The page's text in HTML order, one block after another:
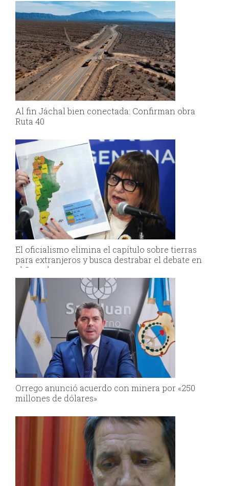
Al fin Jáchal bien conectada: Confirman obra
Ruta 40
El oficialismo elimina el capítulo sobre tierras
para extranjeros y busca destrabar el debate en
el Senado
Orrego anunció acuerdo con minera por «250
millones de dólares»